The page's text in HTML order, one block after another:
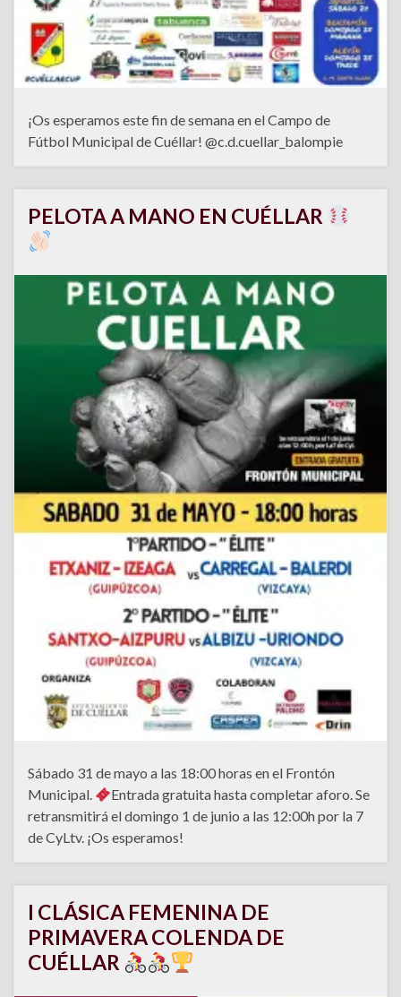
¡Os esperamos este fin de semana en el Campo de
Fútbol Municipal de Cuéllar! @c.d.cuellar_balompie
PELOTA A MANO EN CUÉLLAR
Sábado 31 de mayo a las 18:00 horas en el Frontón
Municipal.
Entrada gratuita hasta completar aforo. Se
retransmitirá el domingo 1 de junio a las 12:00h por la 7
de CyLtv. ¡Os esperamos!
I CLÁSICA FEMENINA DE
PRIMAVERA COLENDA DE
CUÉLLAR